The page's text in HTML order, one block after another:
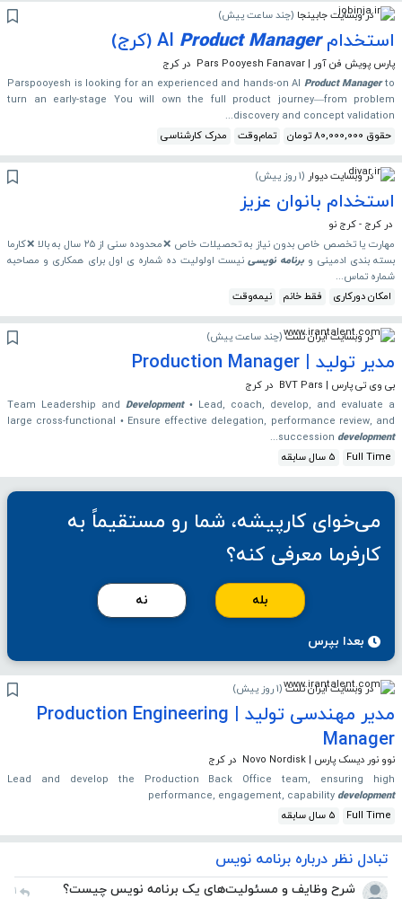
در وبسایت جابینجا (چند ساعت پیش)
استخدام AI Product Manager (کرج)
پارس پویش فن آور | Pars Pooyesh Fanavar
در کرج
Parspooyesh is looking for an experienced and hands-on AI Product Managerto
turn an early-stage You will own the full product journey—from problem
discovery and concept validation...
حقوق 80,000,000 تومان
تمام‌وقت مدرک کارشناسی
در وبسایت دیوار (1 روز پیش )
استخدام بانوان عزیز
در کرج - کرج نو
مهارت یا تخصص خاص بدون نیاز به تحصیلات خاص ❌محدوده سنی از ۲۵ سال به بالا ❌کارما
بسته بندی ادمینی و برنامه نویسی نیست اولولیت ده شماره ی اول برای همکاری و مصاحبه
شماره تماس...
امکان دورکاری
فقط خانم نیمه‌وقت
در وبسایت ایران تلنت (چند ساعت پیش)
مدیر تولید | Production Manager
بی وی تی پارس | BVT Pars
در کرج
Team Leadership and Development• Lead, coach, develop, and evaluate a
large cross-functional • Ensure effective delegation, performance review, and
succession development
...
Full Time
5 سال سابقه
می‌خوای کارپیشه، شما رو مستقیماً به
کارفرما معرفی کنه؟
بله نه
بعدا بپرس
در وبسایت ایران تلنت (1 روز پیش )
مدیر مهندسی تولید | Production Engineering
Manager
نوو نور دیسک پارس | Novo Nordisk
در کرج
Lead and develop the Production Back Office team, ensuring high
performance, engagement, capability development
Full Time
5 سال سابقه
تبادل نظر درباره برنامه نویس
شرح وظایف و مسئولیت‌های یک برنامه نویس چیست؟